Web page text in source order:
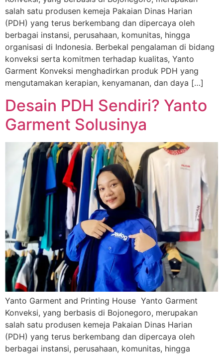
salah satu produsen kemeja Pakaian Dinas Harian
(PDH) yang terus berkembang dan dipercaya oleh
berbagai instansi, perusahaan, komunitas, hingga
organisasi di Indonesia. Berbekal pengalaman di bidang
konveksi serta komitmen terhadap kualitas, Yanto
Garment Konveksi menghadirkan produk PDH yang
mengutamakan kerapian, kenyamanan, dan daya […]
Desain PDH Sendiri? Yanto
Garment Solusinya
Yanto Garment and Printing House Yanto Garment
Konveksi, yang berbasis di Bojonegoro, merupakan
salah satu produsen kemeja Pakaian Dinas Harian
(PDH) yang terus berkembang dan dipercaya oleh
berbagai instansi, perusahaan, komunitas, hingga